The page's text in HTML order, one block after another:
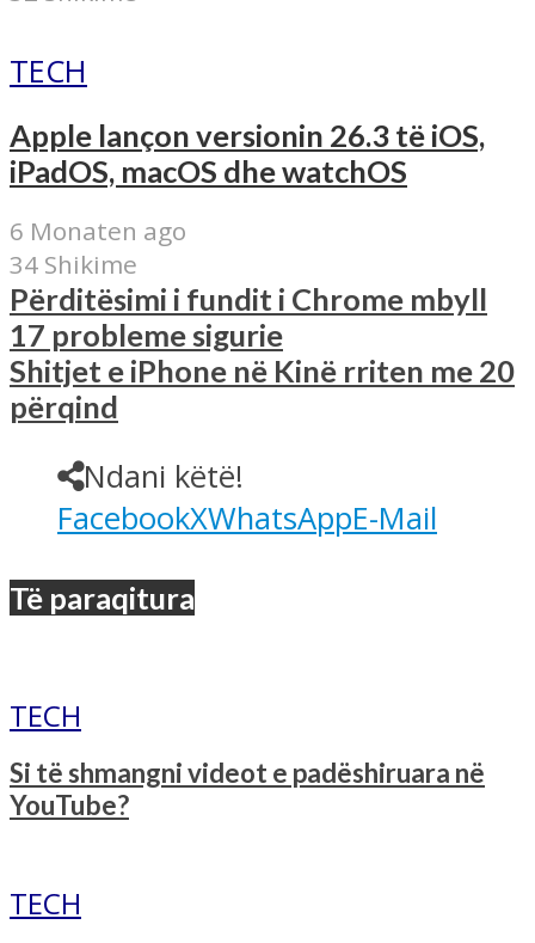
TECH
Apple lançon versionin 26.3 të iOS,
iPadOS, macOS dhe watchOS
6 Monaten ago
34 Shikime
Përditësimi i fundit i Chrome mbyll
17 probleme sigurie
Shitjet e iPhone në Kinë rriten me 20
përqind
Ndani këtë!
FacebookXWhatsAppE-Mail
Të paraqitura
TECH
Si të shmangni videot e padëshiruara në
YouTube?
TECH